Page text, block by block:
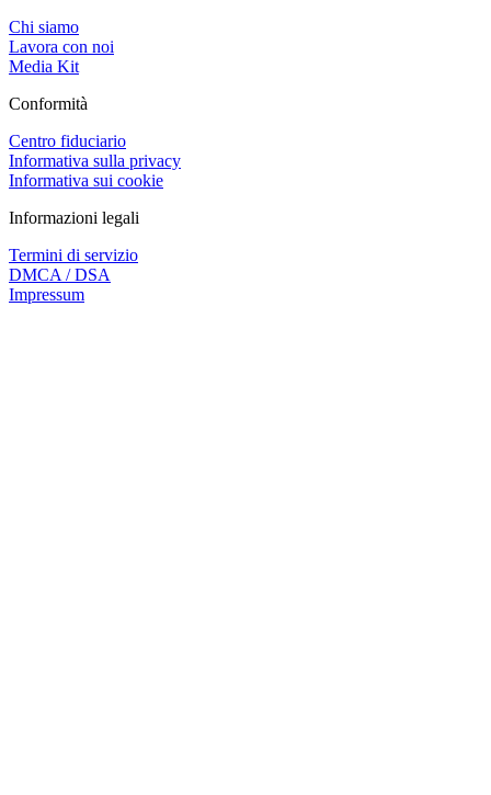
Chi siamo
Lavora con noi
Media Kit
Conformità
Centro fiduciario
Informativa sulla privacy
Informativa sui cookie
Informazioni legali
Termini di servizio
DMCA / DSA
Impressum